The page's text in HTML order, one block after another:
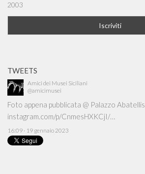
2003
TWEETS
Amici dei Musei Siciliani
@amicimusei
Foto appena pubblicata @ Palazzo Abatellis
instagram.com/p/CnmesHXKCjI/…
16:09 · 19 gennaio 2023